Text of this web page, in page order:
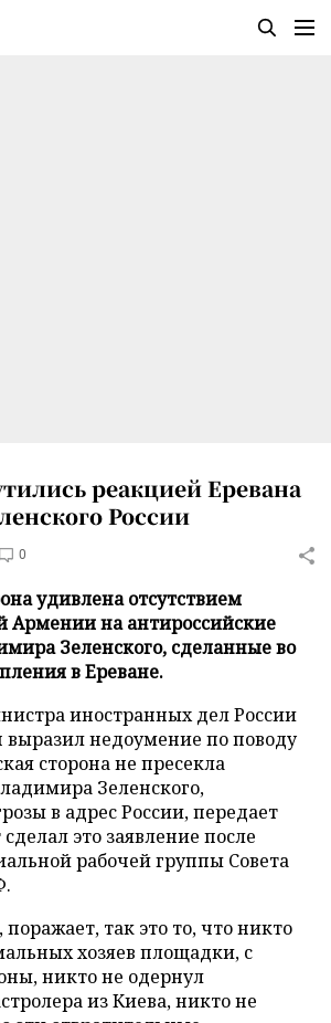
реакцией Еревана
России
0
удивлена отсутствием
Армении на антироссийские
Зеленского, сделанные во
в Ереване.
иностранных дел России
недоумение по поводу
сторона не пресекла
Зеленского,
в адрес России, передает
это заявление после
рабочей группы Совета
так это то, что никто
хозяев площадки, с
никто не одернул
из Киева, никто не